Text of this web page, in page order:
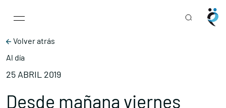
Main Navigation
Volver atrás
Al día
25 ABRIL 2019
Desde mañana viernes